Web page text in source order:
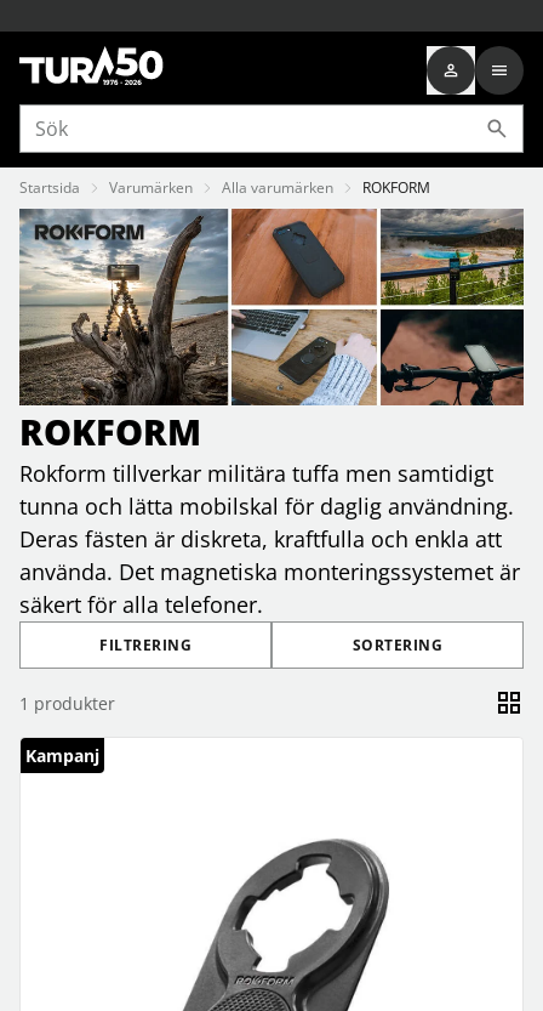
Startsida Varumärken Alla varumärken ROKFORM
ROKFORM
Rokform tillverkar militära tuffa men samtidigt
tunna och lätta mobilskal för daglig användning.
Deras fästen är diskreta, kraftfulla och enkla att
använda. Det magnetiska monteringssystemet är
säkert för alla telefoner.
FILTRERING SORTERING
1 produkter
Kampanj